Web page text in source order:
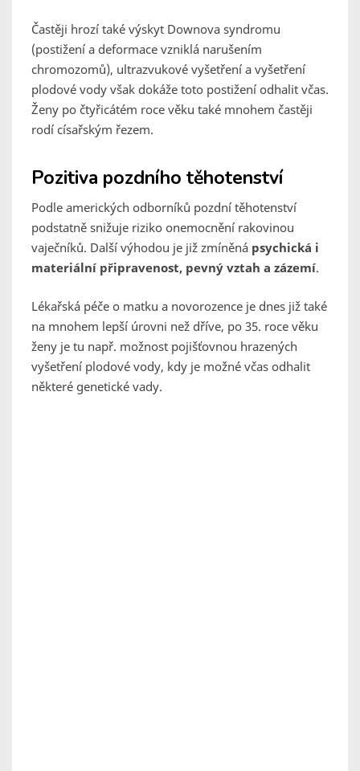
Častěji hrozí také výskyt Downova syndromu
(postižení a deformace vzniklá narušením
chromozomů), ultrazvukové vyšetření a vyšetření
plodové vody však dokáže toto postižení odhalit včas.
Ženy po čtyřicátém roce věku také mnohem častěji
rodí císařským řezem.
Pozitiva pozdního těhotenství
Podle amerických odborníků pozdní těhotenství
podstatně snižuje riziko onemocnění rakovinou
vaječníků. Další výhodou je již zmíněná psychická i
materiální připravenost, pevný vztah a zázemí.
Lékařská péče o matku a novorozence je dnes již také
na mnohem lepší úrovni než dříve, po 35. roce věku
ženy je tu např. možnost pojišťovnou hrazených
vyšetření plodové vody, kdy je možné včas odhalit
některé genetické vady.